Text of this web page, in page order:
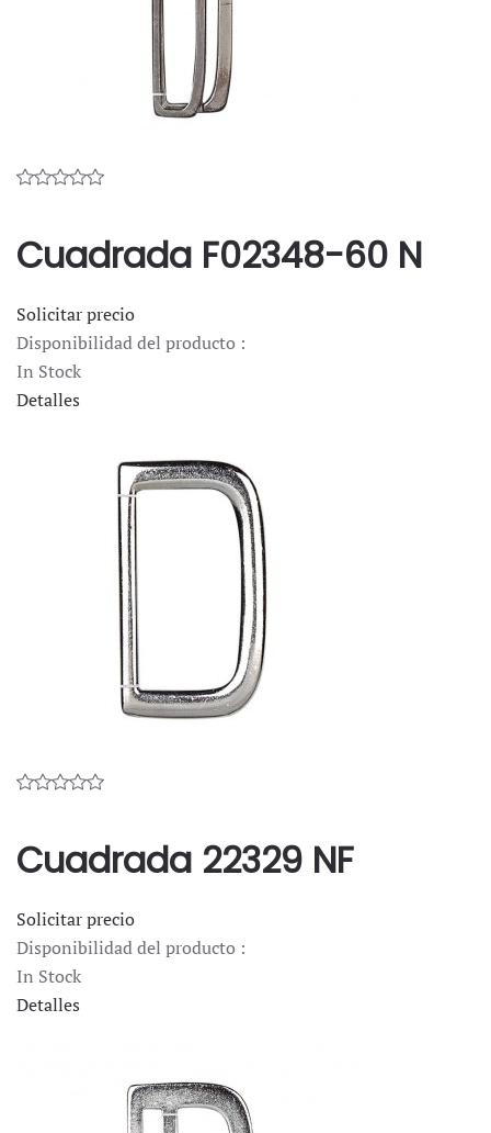
Cuadrada F02348-60 N
Solicitar precio
Disponibilidad del producto :
In Stock
Detalles
Cuadrada 22329 NF
Solicitar precio
Disponibilidad del producto :
In Stock
Detalles